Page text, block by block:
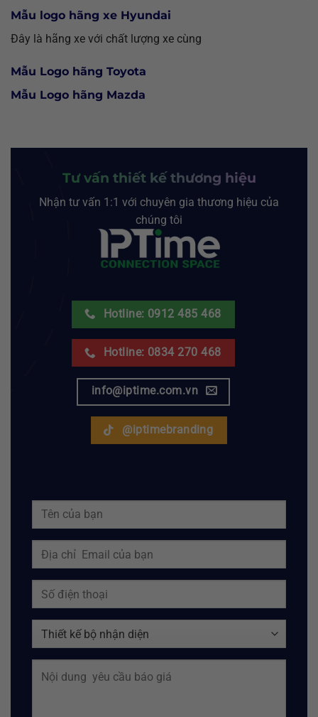
Mẫu logo hãng xe Hyundai
Đây là hãng xe với chất lượng xe cùng
Mẫu Logo hãng Toyota
Mẫu Logo hãng Mazda
Tư vấn thiết kế thương hiệu
Nhận tư vấn 1:1 với chuyên gia thương hiệu của
chúng tôi
Hotline: 0912 485 468
Hotline: 0834 270 468
info@iptime.com.vn
@iptimebranding